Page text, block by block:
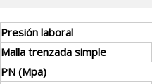
Presión laboral
Malla trenzada simple
PN (Mpa)